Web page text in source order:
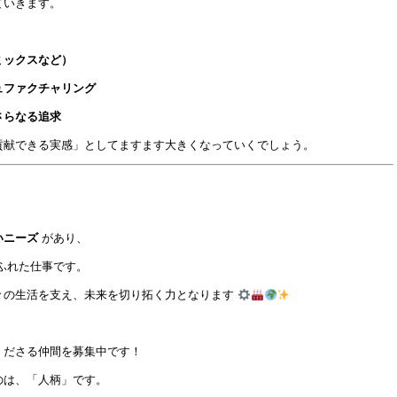
きます。
クスなど）
ァクチャリング
らなる追求
できる実感」としてますます大きくなっていくでしょう。
ニーズがあり、
れた仕事です。
生活を支え、未来を切り拓く力となります
さる仲間を募集中です！
、「人柄」です。